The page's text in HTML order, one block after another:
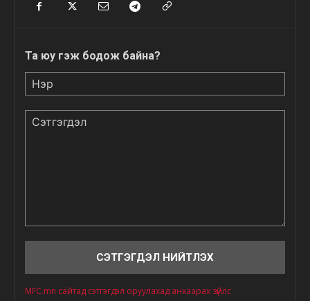
Та юу гэж бодож байна?
MFC.mn сайтад сэтгэгдэл оруулахад анхаарах зүйлс